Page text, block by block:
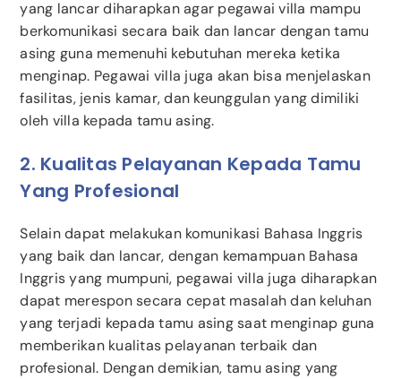
yang lancar diharapkan agar pegawai villa mampu
berkomunikasi secara baik dan lancar dengan tamu
asing guna memenuhi kebutuhan mereka ketika
menginap. Pegawai villa juga akan bisa menjelaskan
fasilitas, jenis kamar, dan keunggulan yang dimiliki
oleh villa kepada tamu asing.
2. Kualitas Pelayanan Kepada Tamu
Yang Profesional
Selain dapat melakukan komunikasi Bahasa Inggris
yang baik dan lancar, dengan kemampuan Bahasa
Inggris yang mumpuni, pegawai villa juga diharapkan
dapat merespon secara cepat masalah dan keluhan
yang terjadi kepada tamu asing saat menginap guna
memberikan kualitas pelayanan terbaik dan
profesional. Dengan demikian, tamu asing yang